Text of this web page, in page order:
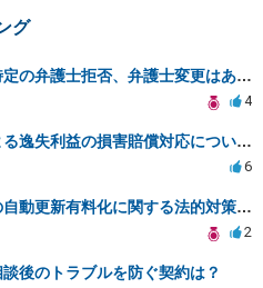
グ
顧問法律事務所内での特定の弁護士拒否、弁護士変更はあり？一般論でも構いません。
4
ソフトウェア不具合による逸失利益の損害賠償対応について相談
6
無料求人広告サービスの自動更新有料化に関する法的対策は？
2
後のトラブルを防ぐ契約は？